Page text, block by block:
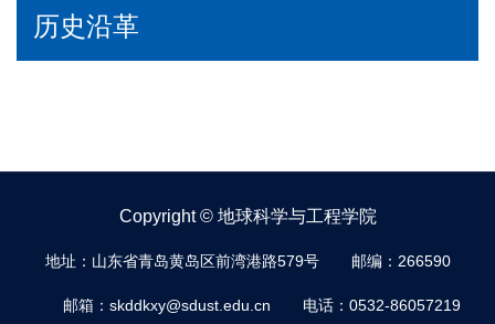
历史沿革
Copyright © 地球科学与工程学院
地址：山东省青岛黄岛区前湾港路579号 邮编：266590
邮箱：skddkxy@sdust.edu.cn 电话：0532-86057219